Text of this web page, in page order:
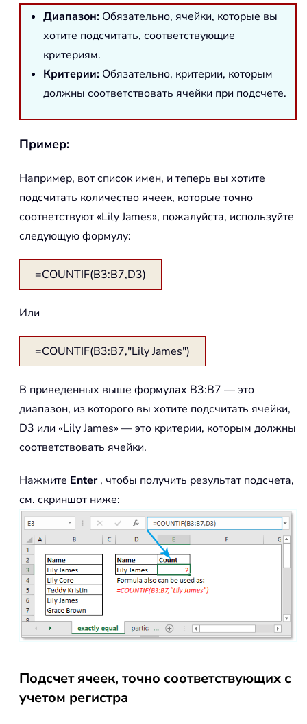
Диапазон: Обязательно, ячейки, которые вы
хотите подсчитать, соответствующие
критериям.
Критерии: Обязательно, критерии, которым
должны соответствовать ячейки при подсчете.
Пример:
Например, вот список имен, и теперь вы хотите
подсчитать количество ячеек, которые точно
соответствуют «Lily James», пожалуйста, используйте
следующую формулу:
=COUNTIF(B3:B7,D3)
Или
=COUNTIF(B3:B7,"Lily James")
В приведенных выше формулах B3:B7 — это
диапазон, из которого вы хотите подсчитать ячейки,
D3 или «Lily James» — это критерии, которым должны
соответствовать ячейки.
Нажмите Enter, чтобы получить результат подсчета,
см. скриншот ниже:
Подсчет ячеек, точно соответствующих с
учетом регистра